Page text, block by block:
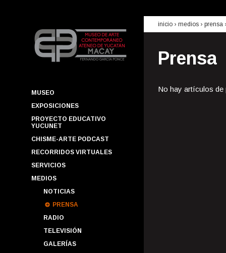
MUSEO
EXPOSICIONES
PROYECTO EDUCATIVO
YUCUNET
CHISME-ARTE PODCAST
RECORRIDOS VIRTUALES
SERVICIOS
MEDIOS
NOTICIAS
PRENSA
RADIO
TELEVISIÓN
GALERÍAS
inicio › medios › prensa
Prensa
No hay artículos de